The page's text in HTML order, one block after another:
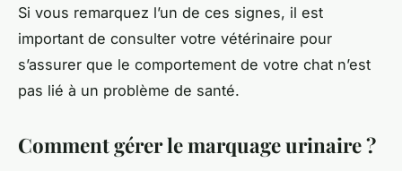
Si vous remarquez l’un de ces signes, il est
important de consulter votre vétérinaire pour
s’assurer que le comportement de votre chat n’est
pas lié à un problème de santé.
Comment gérer le marquage urinaire ?